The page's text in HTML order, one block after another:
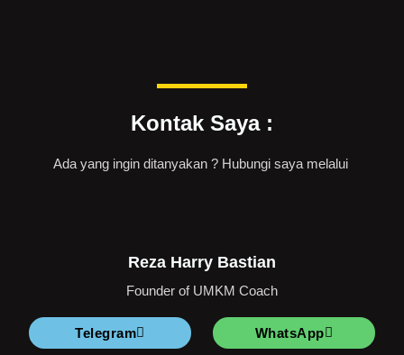
Kontak Saya :
Ada yang ingin ditanyakan ? Hubungi saya melalui
Reza Harry Bastian
Founder of UMKM Coach
WhatsApp
Telegram